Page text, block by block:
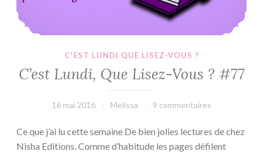
C'EST LUNDI QUE LISEZ-VOUS ?
C’est Lundi, Que Lisez-Vous ? #77
16 mai 2016 Melissa 9 commentaires
Ce que j’ai lu cette semaine De bien jolies lectures de chez
Nisha Editions. Comme d’habitude les pages défilent